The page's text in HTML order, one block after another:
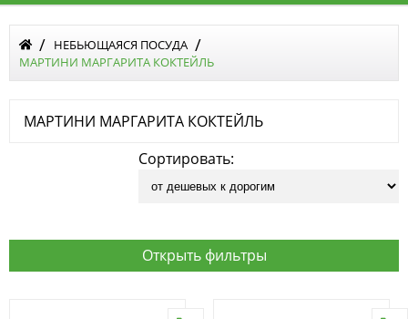
НЕБЬЮЩАЯСЯ ПОСУДА
МАРТИНИ МАРГАРИТА КОКТЕЙЛЬ
МАРТИНИ МАРГАРИТА КОКТЕЙЛЬ
Сортировать:
Открыть фильтры